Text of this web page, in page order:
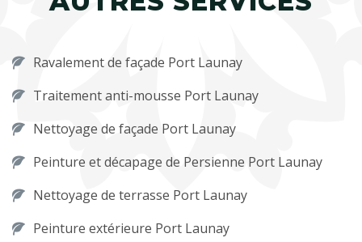
Ravalement de façade Port Launay
Traitement anti-mousse Port Launay
Nettoyage de façade Port Launay
Peinture et décapage de Persienne Port Launay
Nettoyage de terrasse Port Launay
Peinture extérieure Port Launay